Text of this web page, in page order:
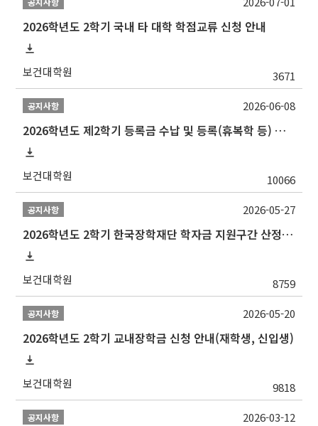
2026학년도 2학기 국내 타 대학 학점교류 신청 안내
보건대학원 3671
공지사항
2026학년도 제2학기 등록금 수납 및 등록(휴복학 등) 일정 안내
보건대학원 10066
2026-06-08
공지사항
2026학년도 2학기 한국장학재단 학자금 지원구간 산정 신청 안내
보건대학원 8759
2026-05-27
공지사항
2026학년도 2학기 교내장학금 신청 안내(재학생, 신입생)
보건대학원 9818
2026-05-20
공지사항 2026-03-12